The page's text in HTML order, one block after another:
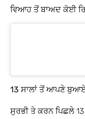
ਵਿਆਹ ਤੋਂ ਬਾਅਦ ਕੋਈ
13 ਸਾਲਾਂ ਤੋਂ ਆਪਣੇ
ਸੁਰਭੀ ਤੇ ਕਰਨ ਪਿਛਲੇ